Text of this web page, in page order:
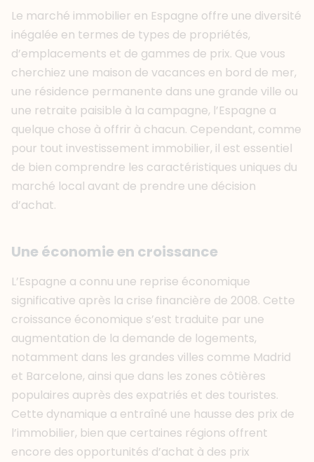
Le marché immobilier en Espagne offre une diversité
inégalée en termes de types de propriétés,
d’emplacements et de gammes de prix. Que vous
cherchiez une maison de vacances en bord de mer,
une résidence permanente dans une grande ville ou
une retraite paisible à la campagne, l’Espagne a
quelque chose à offrir à chacun. Cependant, comme
pour tout investissement immobilier, il est essentiel
de bien comprendre les caractéristiques uniques du
marché local avant de prendre une décision
d’achat.
Une économie en croissance
L’Espagne a connu une reprise économique
significative après la crise financière de 2008. Cette
croissance économique s’est traduite par une
augmentation de la demande de logements,
notamment dans les grandes villes comme Madrid
et Barcelone, ainsi que dans les zones côtières
populaires auprès des expatriés et des touristes.
Cette dynamique a entraîné une hausse des prix de
l’immobilier, bien que certaines régions offrent
encore des opportunités d’achat à des prix